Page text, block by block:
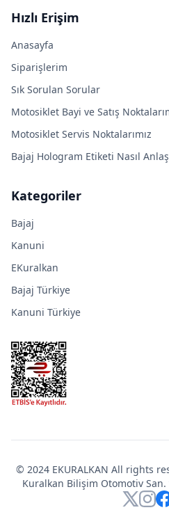
Hızlı Erişim
Anasayfa
Siparişlerim
Sık Sorulan Sorular
Motosiklet Bayi ve Satış
Motosiklet Servis Noktalarımız
Bajaj Hologram Etiketi Nasıl
Kategoriler
Bajaj
Kanuni
EKuralkan
Bajaj Türkiye
Kanuni Türkiye
© 2024 EKURALKAN All rights
Kuralkan Bilişim Otomotiv San.